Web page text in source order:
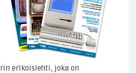
erikoislehti, joka on